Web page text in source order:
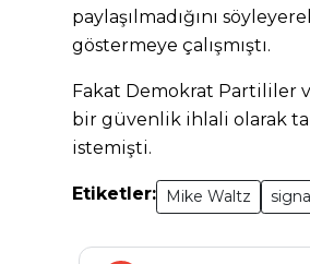
paylaşılmadığını
göstermeye çalışmıştı.
Fakat Demokrat Partililer
bir güvenlik ihlali olarak
istemişti.
Etiketler: Mike Waltz